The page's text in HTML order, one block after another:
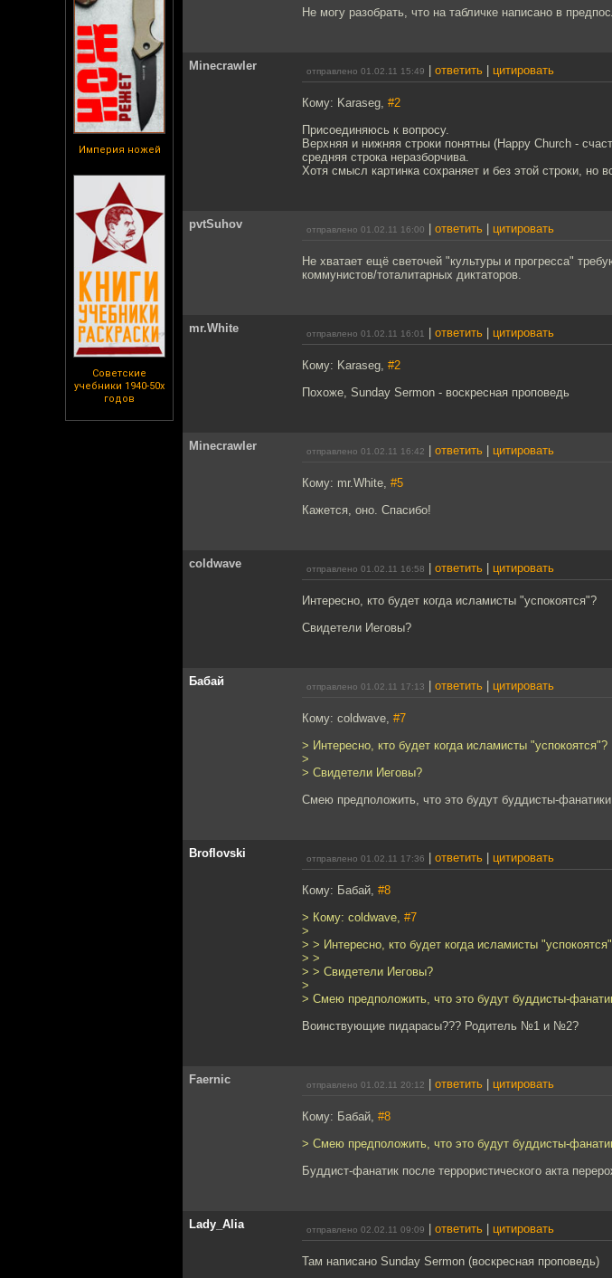
Империя ножей
Советские
учебники 1940-50х
годов
Не могу разобрать, что на табличке написано в
Minecrawler отправлено 01.02.11 15:49 ответить цитировать
Кому: Karaseg, #2
Присоединяюсь к вопросу.
Верхняя и нижняя строки понятны (Happy Church -
средняя строка неразборчива.
Хотя смысл картинка сохраняет и без этой строки, но
pvtSuhov отправлено 01.02.11 16:00 ответить цитировать
Не хватает ещё светочей "культуры и прогресса"
коммунистов/тоталитарных диктаторов.
mr.White отправлено 01.02.11 16:01 ответить цитировать
Кому: Karaseg, #2
Похоже, Sunday Sermon - воскресная проповедь
Minecrawler отправлено 01.02.11 16:42 ответить цитировать
Кому: mr.White, #5
Кажется, оно. Спасибо!
coldwave отправлено 01.02.11 16:58 ответить цитировать
Интересно, кто будет когда исламисты "успокоятся"?
Свидетели Иеговы?
Бабай отправлено 01.02.11 17:13 ответить цитировать
Кому: coldwave, #7
> Интересно, кто будет когда исламисты "успокоятся"?
>
> Свидетели Иеговы?
Смею предположить, что это будут буддисты-
Broflovski отправлено 01.02.11 17:36 ответить цитировать
Кому: Бабай, #8
> Кому: coldwave, #7
>
> > Интересно, кто будет когда исламисты
> >
> > Свидетели Иеговы?
>
> Смею предположить, что это будут буддисты-
Воинствующие пидарасы??? Родитель №1 и №2?
Faernic отправлено 01.02.11 20:12 ответить цитировать
Кому: Бабай, #8
> Смею предположить, что это будут буддисты-
Буддист-фанатик после террористического акта
Lady_Alia отправлено 02.02.11 09:09 ответить цитировать
Там написано Sunday Sermon (воскресная проповедь)